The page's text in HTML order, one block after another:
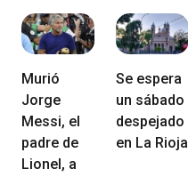
Murió
Jorge
Messi, el
padre de
Lionel, a
Se espera
un sábado
despejado
en La Rioja